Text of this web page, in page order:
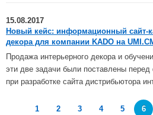
15.08.2017
Новый кейс: информационный сайт-
декора для компании KADO на
Продажа интерьерного декора и
эти две задачи были поставлены перед
при разработке сайта дистрибьютора
1 2 3 4 5 6